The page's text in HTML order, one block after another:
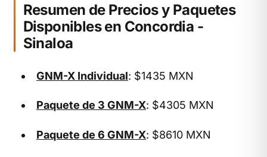
Resumen de Precios y Paquetes
Disponibles en Concordia -
Sinaloa
GNM-X Individual: $1435 MXN
Paquete de 3 GNM-X: $4305 MXN
Paquete de 6 GNM-X: $8610 MXN